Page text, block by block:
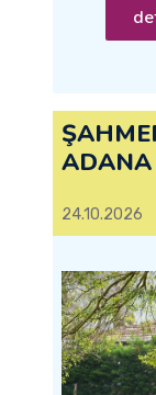
24.10.2026